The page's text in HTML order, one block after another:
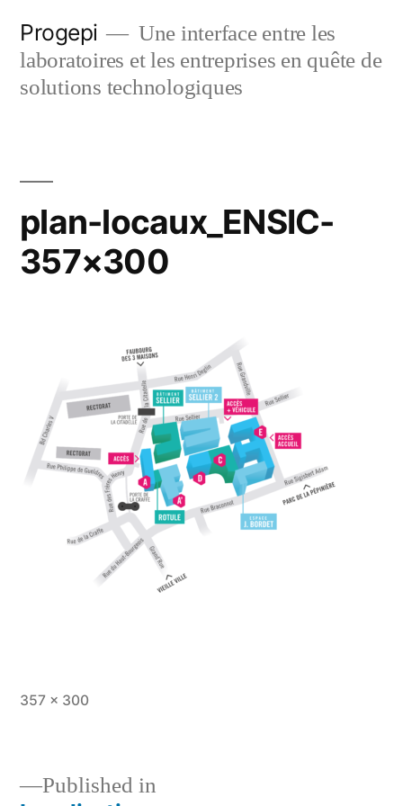
content
Progepi
Une interface entre les
laboratoires et les entreprises en quête de
solutions technologiques
plan-locaux_ENSIC-
357×300
Full
357 × 300
Published in